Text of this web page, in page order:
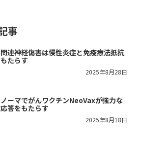
事
連神経傷害は慢性炎症と免疫療法抵抗
たらす
2025年8月28日
ーマでがんワクチンNeoVaxが強力な
答をもたらす
2025年8月18日